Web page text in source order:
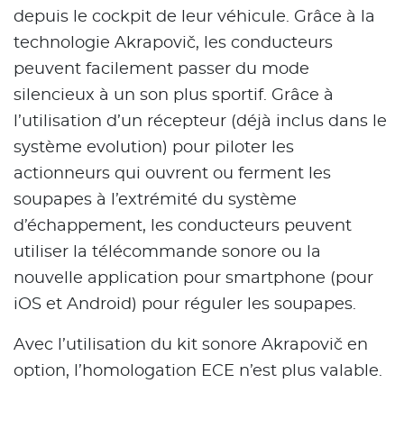
depuis le cockpit de leur véhicule. Grâce à la
technologie Akrapovič, les conducteurs
peuvent facilement passer du mode
silencieux à un son plus sportif. Grâce à
l’utilisation d’un récepteur (déjà inclus dans le
système evolution) pour piloter les
actionneurs qui ouvrent ou ferment les
soupapes à l’extrémité du système
d’échappement, les conducteurs peuvent
utiliser la télécommande sonore ou la
nouvelle application pour smartphone (pour
iOS et Android) pour réguler les soupapes.
Avec l’utilisation du kit sonore Akrapovič en
option, l’homologation ECE n’est plus valable.